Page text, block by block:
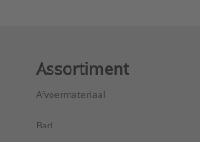
Assortiment
Afvoermateriaal
Bad